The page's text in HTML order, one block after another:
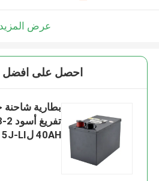
عرض المزيد
احصل على
بطارية شاحنة
40AH لCBD15J-LI